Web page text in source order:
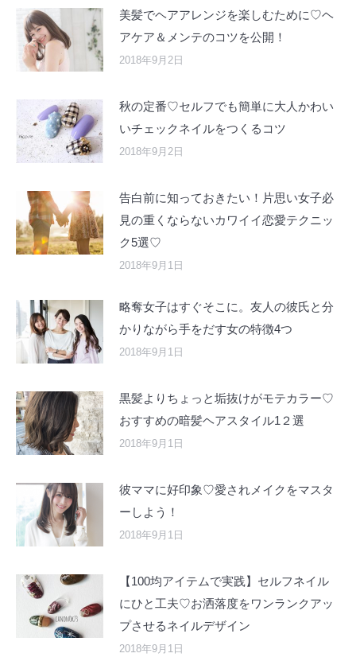
美髪でヘアアレンジを楽しむために♡ヘ
アケア＆メンテのコツを公開！
2018年9月2日
秋の定番♡セルフでも簡単に大人かわい
いチェックネイルをつくるコツ
2018年9月2日
告白前に知っておきたい！片思い女子必
見の重くならないカワイイ恋愛テクニッ
ク5選♡
2018年9月1日
略奪女子はすぐそこに。友人の彼氏と分
かりながら手をだす女の特徴4つ
2018年9月1日
黒髪よりちょっと垢抜けがモテカラー♡
おすすめの暗髪ヘアスタイル1２選
2018年9月1日
彼ママに好印象♡愛されメイクをマスタ
ーしよう！
2018年9月1日
【100均アイテムで実践】セルフネイル
にひと工夫♡お洒落度をワンランクアッ
プさせるネイルデザイン
2018年9月1日